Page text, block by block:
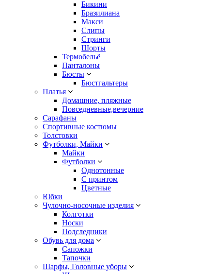
Бикини
Бразилиана
Макси
Слипы
Стринги
Шорты
Термобельё
Панталоны
Бюсты
Бюстгальтеры
Платья
Домашние, пляжные
Повседневные,вечерние
Сарафаны
Спортивные костюмы
Толстовки
Футболки, Майки
Майки
Футболки
Однотонные
С принтом
Цветные
Юбки
Чулочно-носочные изделия
Колготки
Носки
Подследники
Обувь для дома
Сапожки
Тапочки
Шарфы, Головные уборы